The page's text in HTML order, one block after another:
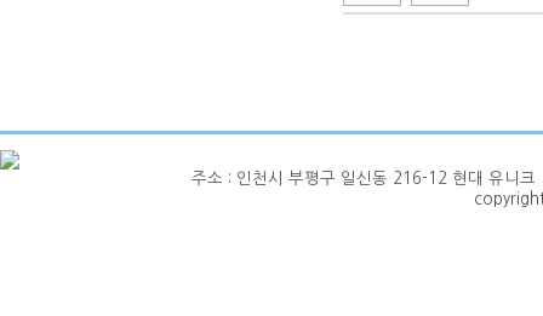
주소 : 인천시 부평구 일신동 216-12 현대 유니